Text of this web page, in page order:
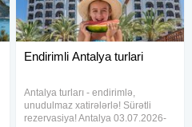
və tarixlər təklif oluna
Endirimli Antalya turlari
Antalya turları - endirimlə,
unudulmaz xatirələrlə! Sürətli
rezervasiya! Antalya 03.07.2026-